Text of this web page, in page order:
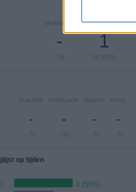
MAANDAG
-
- %
DINSDAG
1
16,67%
JANUARI
-
- %
FEBRUARI
-
- %
MAART
-
- %
APRIL
-
- %
op tijden
3 (50%)